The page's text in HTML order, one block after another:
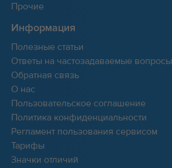
Прочие
Информация
Полезные статьи
Ответы на частозадаваемые вопросы
Обратная связь
О нас
Пользовательское соглашение
Политика конфиденциальности
Регламент пользования сервисом
Тарифы
Значки отличий